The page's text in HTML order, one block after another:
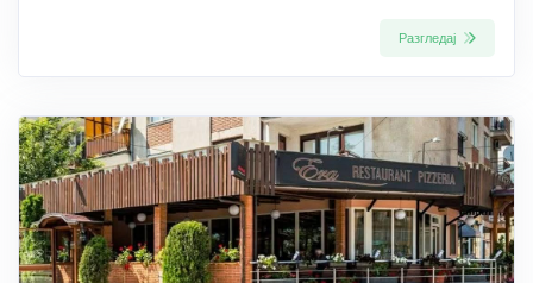
Разгледај